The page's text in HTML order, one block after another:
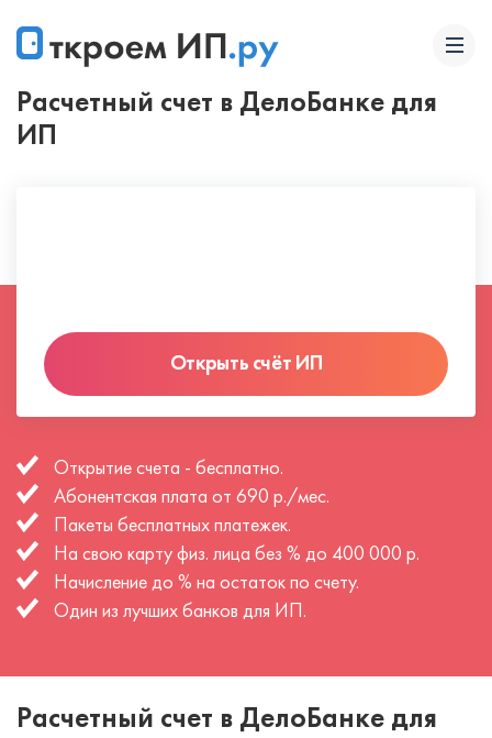
Расчетный счет в ДелоБанке для
ИП
Открыть счёт ИП
Открытие счета - бесплатно.
Абонентская плата от 690 р./мес.
Пакеты бесплатных платежек.
На свою карту физ. лица без % до 400 000 р.
Начисление до % на остаток по счету.
Один из лучших банков для ИП.
Расчетный счет в ДелоБанке для